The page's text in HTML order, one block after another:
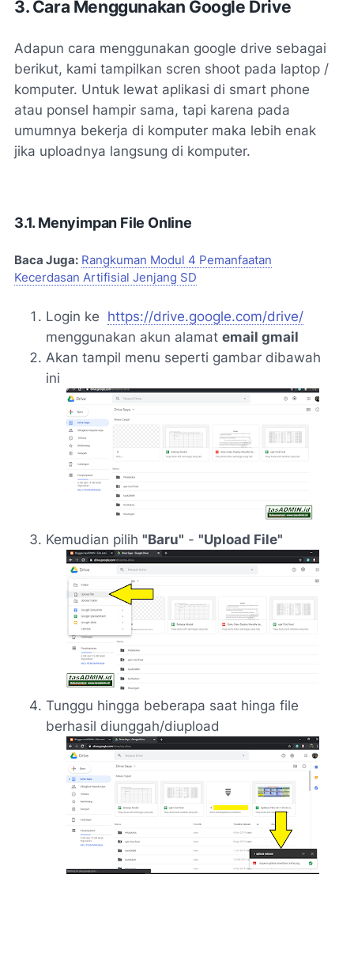
3. Cara Menggunakan Google Drive
Adapun cara menggunakan google drive sebagai
berikut, kami tampilkan scren shoot pada laptop /
komputer. Untuk lewat aplikasi di smart phone
atau ponsel hampir sama, tapi karena pada
umumnya bekerja di komputer maka lebih enak
jika uploadnya langsung di komputer.
3.1. Menyimpan File Online
Baca Juga: Rangkuman Modul 4 Pemanfaatan
Kecerdasan Artifisial Jenjang SD
Login ke https://drive.google.com/drive/
menggunakan akun alamat email gmail
Akan tampil menu seperti gambar dibawah
ini
Kemudian pilih "Baru" - "Upload File"
Tunggu hingga beberapa saat hinga file
berhasil diunggah/diupload